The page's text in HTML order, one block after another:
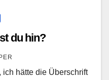
du hin?
hätte die Überschrift